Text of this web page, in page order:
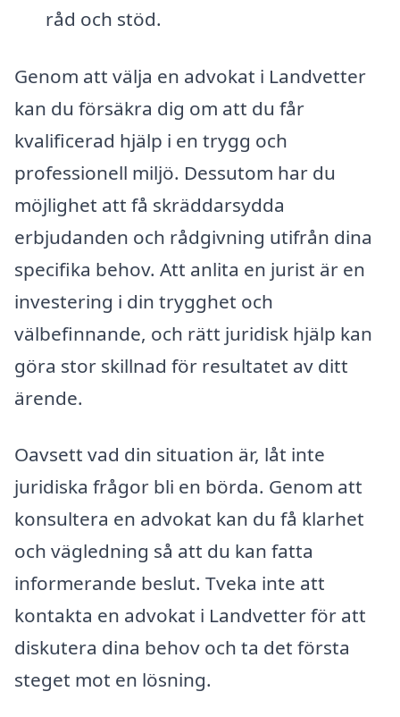
råd och stöd.
Genom att välja en advokat i Landvetter
kan du försäkra dig om att du får
kvalificerad hjälp i en trygg och
professionell miljö. Dessutom har du
möjlighet att få skräddarsydda
erbjudanden och rådgivning utifrån dina
specifika behov. Att anlita en jurist är en
investering i din trygghet och
välbefinnande, och rätt juridisk hjälp kan
göra stor skillnad för resultatet av ditt
ärende.
Oavsett vad din situation är, låt inte
juridiska frågor bli en börda. Genom att
konsultera en advokat kan du få klarhet
och vägledning så att du kan fatta
informerande beslut. Tveka inte att
kontakta en advokat i Landvetter för att
diskutera dina behov och ta det första
steget mot en lösning.